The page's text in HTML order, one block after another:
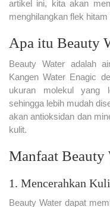
artikel ini, kita akan
menghilangkan flek hitam
Apa itu Beauty
Beauty Water adalah
Kangen Water Enagic
ukuran molekul yang
sehingga lebih mudah
akan antioksidan dan
kulit.
Manfaat
1. Mencerahkan
Beauty Water dapat